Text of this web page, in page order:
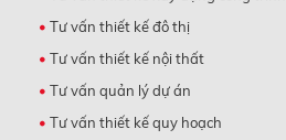
Tư vấn thiết kế đô thị
Tư vấn thiết kế nội thất
Tư vấn quản lý dự án
Tư vấn thiết kế quy hoạch